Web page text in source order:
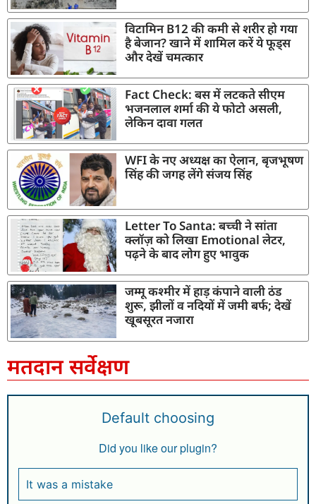
विटामिन B12 की कमी से शरीर हो गया
है बेजान? खाने में शामिल करें ये फूड्स
और देखें चमत्कार
Fact Check: बस में लटकते सीएम
भजनलाल शर्मा की ये फोटो असली,
लेकिन दावा गलत
WFI के नए अध्यक्ष का ऐलान, बृजभूषण
सिंह की जगह लेंगे संजय सिंह
Letter To Santa: बच्ची ने सांता
क्लॉज़ को लिखा Emotional लेटर,
पढ़ने के बाद लोग हुए भावुक
जम्मू कश्मीर में हाड़ कंपाने वाली ठंड
शुरू, झीलों व नदियों में जमी बर्फ; देखें
खूबसूरत नजारा
मतदान सर्वेक्षण
Default choosing
Did you like our plugin?
It was a mistake